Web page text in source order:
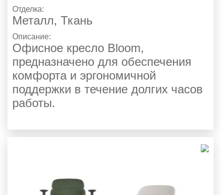
Отделка:
Металл, Ткань
Описание:
Офисное кресло Bloom,
предназначено для обеспечения
комфорта и эргономичной
поддержки в течение долгих часов
работы.